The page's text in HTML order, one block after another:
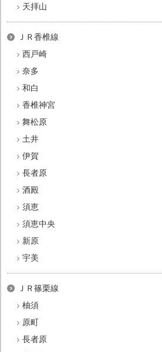
天拝山
ＪＲ香椎線
西戸崎
奈多
和白
香椎神宮
舞松原
土井
伊賀
長者原
酒殿
須恵
須恵中央
新原
宇美
ＪＲ篠栗線
柚須
原町
長者原